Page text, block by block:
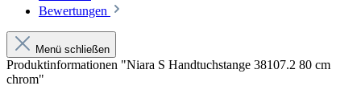
Bewertungen
Menü schließen
Produktinformationen "Niara S Handtuchstange 38107.2 80 cm
chrom"